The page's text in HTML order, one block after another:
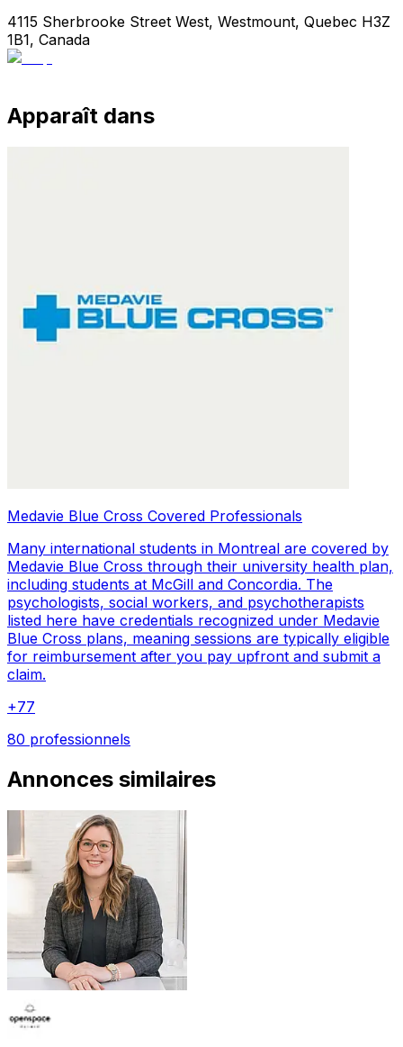
4115 Sherbrooke Street West, Westmount, Quebec H3Z
1B1, Canada
Apparaît dans
Medavie Blue Cross Covered Professionals
Many international students in Montreal are covered by
Medavie Blue Cross through their university health plan,
including students at McGill and Concordia. The
psychologists, social workers, and psychotherapists
listed here have credentials recognized under Medavie
Blue Cross plans, meaning sessions are typically eligible
for reimbursement after you pay upfront and submit a
claim.
+77
80 professionnels
Annonces similaires